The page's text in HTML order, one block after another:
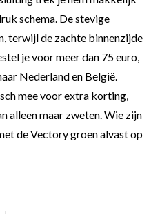
schema. De stevige
terwijl de zachte binnenzijde
je voor meer dan 75 euro,
Nederland en België.
mee voor extra korting,
alleen maar zweten. Wie zijn
de Vectory groen alvast op